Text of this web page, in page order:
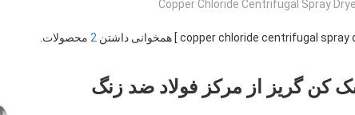
Copper Chloride Centrifugal Spray
2 محصولات.
کن گریز از مرکز فولاد ضد زنگ